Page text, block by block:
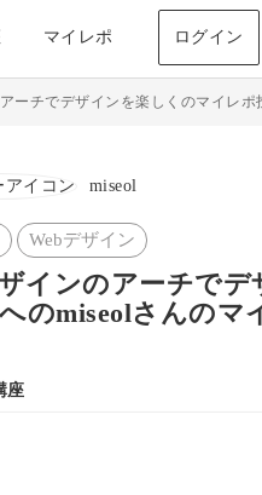
マイレポ ログイン
ーチでデザインを楽しくのマイレポ
miseol
Webデザイン
インのアーチでデ
のmiseolさんのマ
座